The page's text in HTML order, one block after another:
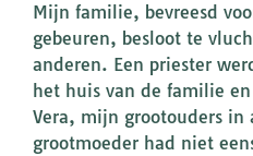
Mijn familie, bevreesd
gebeuren, besloot te
anderen. Een priester
het huis van de familie
Vera, mijn grootouders in
grootmoeder had niet